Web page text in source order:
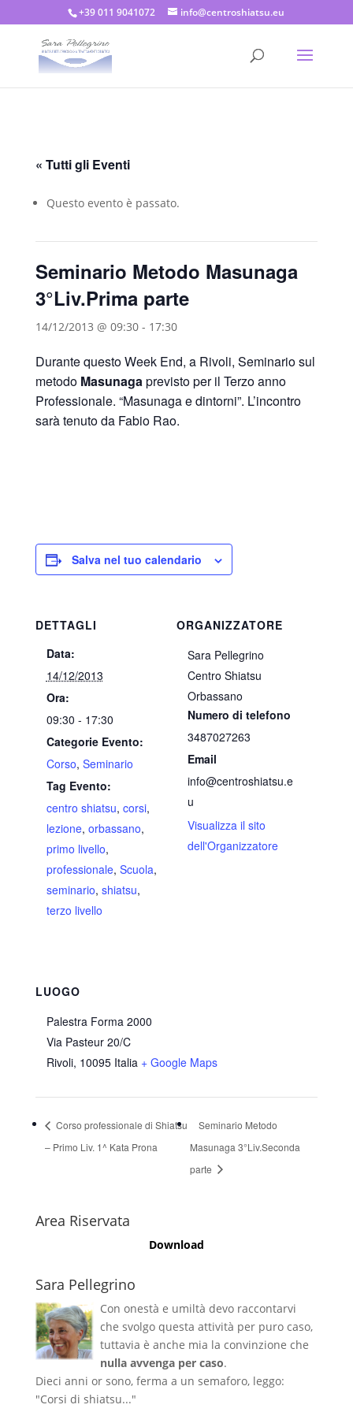
+39 011 9041072 info@centroshiatsu.eu
« Tutti gli Eventi
Questo evento è passato.
Seminario Metodo Masunaga
3°Liv.Prima parte
14/12/2013 @ 09:30- 17:30
Durante questo Week End, a Rivoli, Seminario sul
metodo Masunagaprevisto per il Terzo anno
Professionale. “Masunaga e dintorni”. L’incontro
sarà tenuto da Fabio Rao.
Salva nel tuo calendario
DETTAGLI
Data:
14/12/2013
Ora:
09:30 - 17:30
Categorie Evento:
Corso, Seminario
Tag Evento:
centro shiatsu, corsi,
lezione, orbassano,
primo livello,
professionale, Scuola,
seminario, shiatsu,
terzo livello
ORGANIZZATORE
Sara Pellegrino
Centro Shiatsu
Orbassano
Numero di telefono
3487027263
Email
info@centroshiatsu.e
u
Visualizza il sito
dell'Organizzatore
LUOGO
Palestra Forma 2000
Via Pasteur 20/C
Rivoli, 10095 Italia + Google Maps
Corso professionale di Shiatsu
– Primo Liv. 1^ Kata Prona
Seminario Metodo
Masunaga 3°Liv.Seconda
parte
Area Riservata
Download
Sara Pellegrino
Con onestà e umiltà devo raccontarvi
che svolgo questa attività per puro caso,
tuttavia è anche mia la convinzione che
nulla avvenga per caso.
Dieci anni or sono, ferma a un semaforo, leggo:
"Corsi di shiatsu..."